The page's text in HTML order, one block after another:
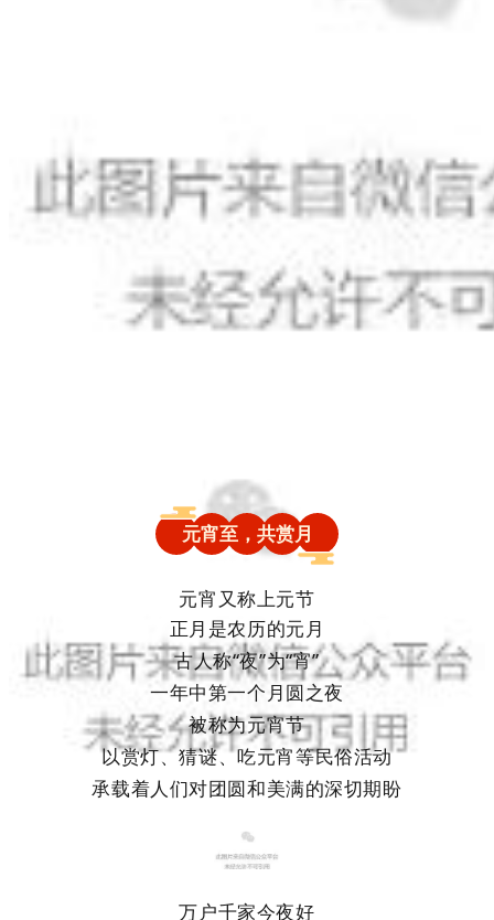
元宵至，共赏月
元宵又称上元节
正月是农历的元月
古人称“夜”为“宵”
一年中第一个月圆之夜
被称为元宵节
以赏灯、猜谜、吃元宵等民俗活动
承载着人们对团圆和美满的深切期盼
万户千家今夜好